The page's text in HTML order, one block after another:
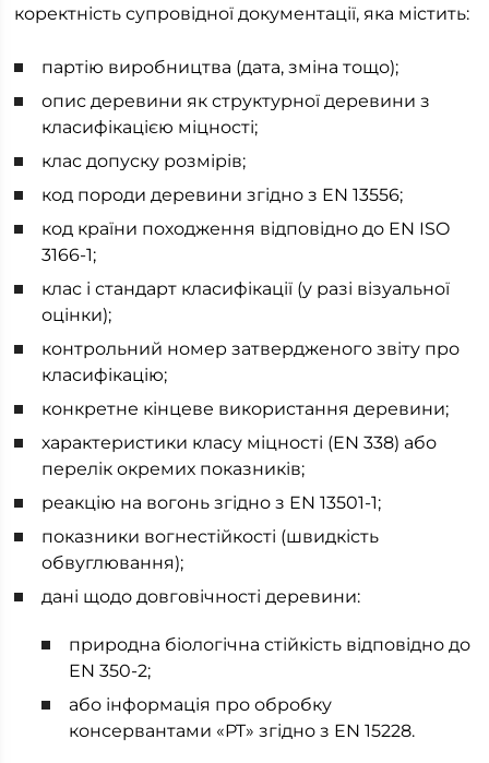
коректність супровідної документації, яка містить:
партію виробництва (дата, зміна тощо);
опис деревини як структурної деревини з
класифікацією міцності;
клас допуску розмірів;
код породи деревини згідно з EN 13556;
код країни походження відповідно до EN ISO
3166-1;
клас і стандарт класифікації (у разі візуальної
оцінки);
контрольний номер затвердженого звіту про
класифікацію;
конкретне кінцеве використання деревини;
характеристики класу міцності (EN 338) або
перелік окремих показників;
реакцію на вогонь згідно з EN 13501-1;
показники вогнестійкості (швидкість
обвуглювання);
дані щодо довговічності деревини:
природна біологічна стійкість відповідно до
EN 350-2;
або інформація про обробку
консервантами «PT» згідно з EN 15228.